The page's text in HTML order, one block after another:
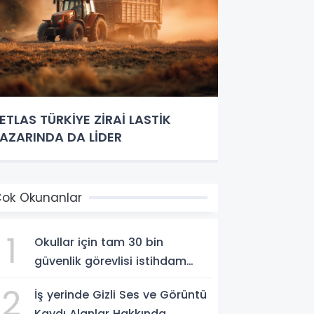
TÜRKİYE ZİRAİ LASTİK
DA LİDER
Okunanlar
1
Okullar için tam 30 bin
güvenlik görevlisi istihdam
2
İş yerinde Gizli Ses ve Görüntü